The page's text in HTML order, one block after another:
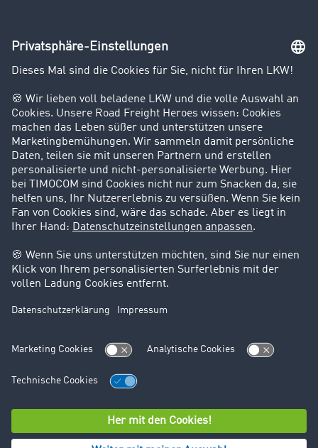
Unternehmen
Kunden werben Kunden
Success Stories
Karriere
Support
Kontakt
Rechtliches
Impressum
AGB